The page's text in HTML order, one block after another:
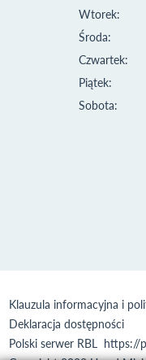
Wtorek:
Środa:
Czwartek:
Piątek:
Sobota:
Klauzula informacyjna i
Deklaracja dostępności
Polski serwer RBL https://